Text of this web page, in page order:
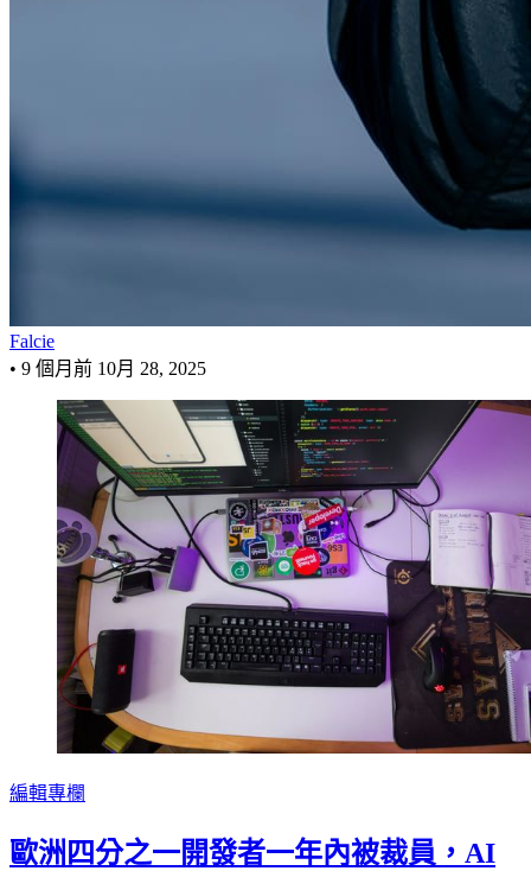
Falcie
• 9 個月前 10月 28, 2025
編輯專欄
歐洲四分之一開發者一年內被裁員，AI